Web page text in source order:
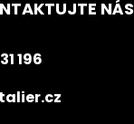
NÁS
196